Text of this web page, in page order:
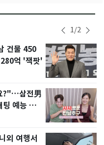
1/2
건물 450
억 '잭팟'
?"…삼전男
예능 화
외 여행서